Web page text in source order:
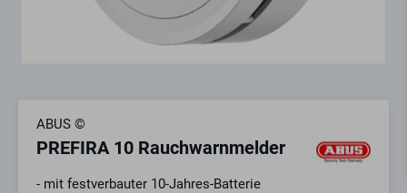
ABUS ©
PREFIRA 10 Rauchwarnmelder
- mit festverbauter 10-Jahres-Batterie